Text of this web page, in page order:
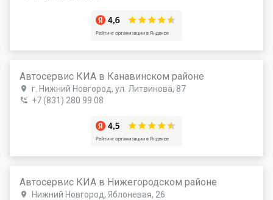
Автосервис КИА в Канавинском районе
г. Нижний Новгород, ул. Литвинова, 87
+7 (831) 280 99 08
Автосервис КИА в Нижегородском районе
Нижний Новгород, Яблоневая, 26